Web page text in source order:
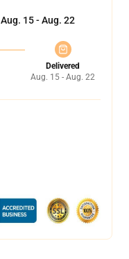
Aug. 15 - Aug. 22
Delivered
Aug. 15 - Aug. 22